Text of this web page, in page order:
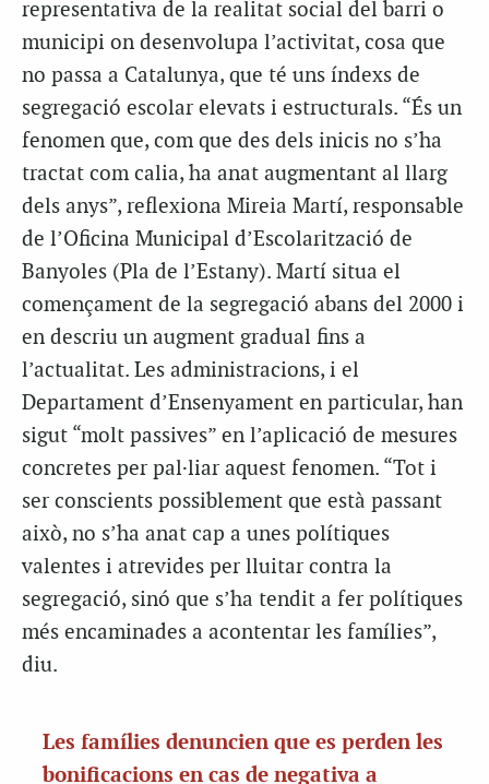
representativa de la realitat social del barri o
municipi on desenvolupa l’activitat, cosa que
no passa a Catalunya, que té uns índexs de
segregació escolar elevats i estructurals. “És un
fenomen que, com que des dels inicis no s’ha
tractat com calia, ha anat augmentant al llarg
dels anys”, reflexiona Mireia Martí, responsable
de l’Oficina Municipal d’Escolarització de
Banyoles (Pla de l’Estany). Martí situa el
començament de la segregació abans del 2000 i
en descriu un augment gradual fins a
l’actualitat. Les administracions, i el
Departament d’Ensenyament en particular, han
sigut “molt passives” en l’aplicació de mesures
concretes per pal·liar aquest fenomen. “Tot i
ser conscients possiblement que està passant
això, no s’ha anat cap a unes polítiques
valentes i atrevides per lluitar contra la
segregació, sinó que s’ha tendit a fer polítiques
més encaminades a acontentar les famílies”,
diu.
Les famílies denuncien que es perden les
bonificacions en cas de negativa a